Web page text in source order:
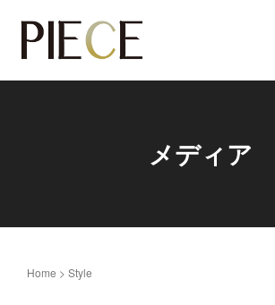
メディア
Home > Style